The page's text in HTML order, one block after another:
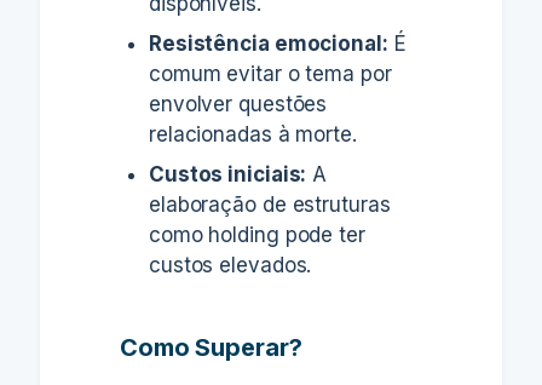
Resistência emocional: É
comum evitar o tema por
envolver questões
relacionadas à morte.
Custos iniciais: A
elaboração de estruturas
como holding pode ter
custos elevados.
Como Superar?